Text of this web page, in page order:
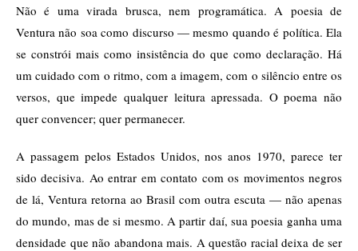
Não é uma virada brusca, nem programática. A poesia de
Ventura não soa como discurso — mesmo quando é política. Ela
se constrói mais como insistência do que como declaração. Há
um cuidado com o ritmo, com a imagem, com o silêncio entre os
versos, que impede qualquer leitura apressada. O poema não
quer convencer; quer permanecer.
A passagem pelos Estados Unidos, nos anos 1970, parece ter
sido decisiva. Ao entrar em contato com os movimentos negros
de lá, Ventura retorna ao Brasil com outra escuta — não apenas
do mundo, mas de si mesmo. A partir daí, sua poesia ganha uma
densidade que não abandona mais. A questão racial deixa de ser